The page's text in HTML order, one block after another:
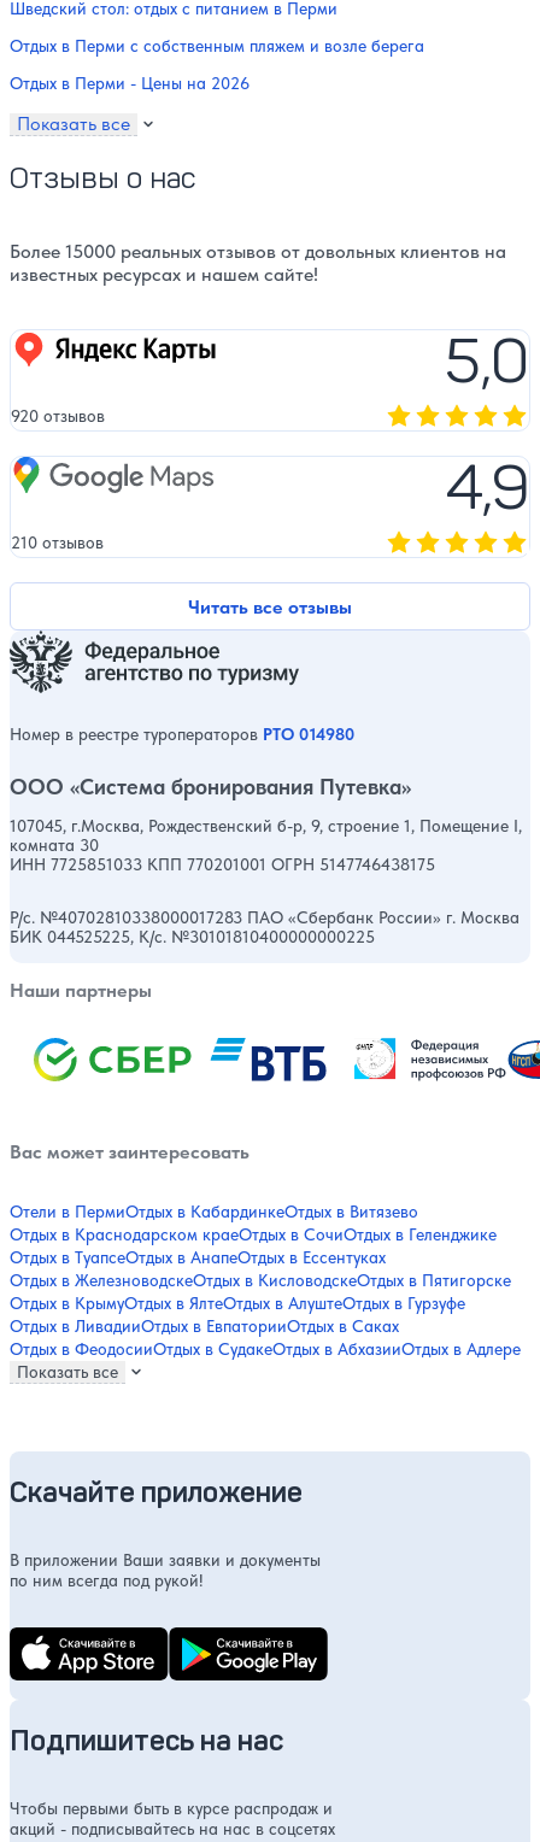
Шведский стол: отдых с питанием в Перми
Отдых в Перми с собственным пляжем и возле берега
Отдых в Перми - Цены на 2026
Показать все
Отзывы о нас
Более 15000 реальных отзывов от довольных клиентов на
известных ресурсах и нашем сайте!
Читать все отзывы
Яндекс карты 5,0
920 отзывов
Google Maps 4,9
210 отзывов
Номер в реестре туроператоров РТО 014980
ООО «Система бронирования Путевка»
107045, г.Москва, Рождественский б-р, 9, строение 1, Помещение I,
комната 30
ИНН 7725851033 КПП 770201001 ОГРН 5147746438175
Р/с. №40702810338000017283 ПАО «Сбербанк России» г. Москва
БИК 044525225, К/с. №30101810400000000225
Наши партнеры
Вас может заинтересовать
Отели в ПермиОтдых в КабардинкеОтдых в Витязево
Отдых в Краснодарском краеОтдых в СочиОтдых в Геленджике
Отдых в ТуапсеОтдых в АнапеОтдых в Ессентуках
Отдых в ЖелезноводскеОтдых в КисловодскеОтдых в Пятигорске
Отдых в КрымуОтдых в ЯлтеОтдых в АлуштеОтдых в Гурзуфе
Отдых в ЛивадииОтдых в ЕвпаторииОтдых в Саках
Отдых в ФеодосииОтдых в СудакеОтдых в АбхазииОтдых в Адлере
Показать все
Скачайте приложение
В приложении Ваши заявки и документы
по ним всегда под рукой!
Подпишитесь на нас
Чтобы первыми быть в курсе распродаж и
акций - подписывайтесь на нас в соцсетях